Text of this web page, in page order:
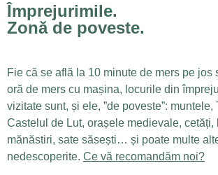
Împrejurimile.
Zonă de poveste.
Fie că se află la 10 minute de mers pe jos
oră de mers cu mașina, locurile din
vizitate sunt, și ele, ”de poveste”:
Castelul de Lut, orașele medievale, cetăți,
mănăstiri, sate săsești… și poate multe
nedescoperite. Ce vă recomandăm noi?